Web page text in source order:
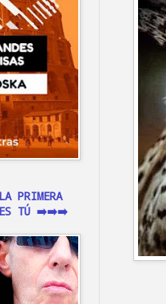
PRIMERA
TÚ ➡️➡️➡️